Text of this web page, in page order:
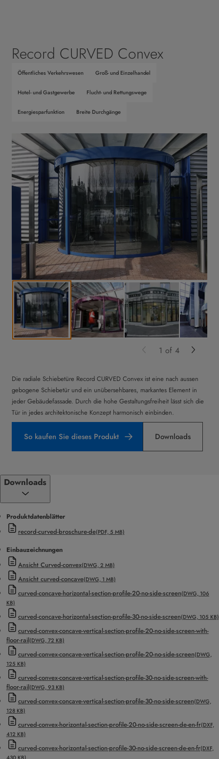
Record CURVED Convex
Öffentliches Verkehrswesen Groß- und Einzelhandel
Hotel- und Gastgewerbe Flucht- und Rettungswege
Energiesparfunktion Breite Durchgänge
Die radiale Schiebetüre Record CURVED Convex ist eine nach aussen
gebogene Schiebetür und ein unübersehbares, markantes Element in
jeder Gebäudefassade. Durch die hohe Gestaltungsfreiheit lässt sich die
Tür in jedes architektonische Konzept harmonisch einbinden.
So kaufen Sie dieses Produkt Downloads
1 of 4
Downloads
Produktdatenblätter
record-curved-broschure-de(PDF, 5 MB)
Einbauzeichnungen
Ansicht Curved-convex(DWG, 2 MB)
Ansicht curved-concave(DWG, 1 MB)
curved-concave-horizontal-section-profile-20-no-side-screen(DWG, 106
KB)
curved-concave-horizontal-section-profile-30-no-side-screen(DWG, 105 KB)
curved-convex-concave-vertical-section-profile-20-no-side-screen-with-
floor-rail(DWG, 72 KB)
curved-convex-concave-vertical-section-profile-20-no-side-screen(DWG,
125 KB)
curved-convex-concave-vertical-section-profile-30-no-side-screen-with-
floor-rail(DWG, 93 KB)
curved-convex-concave-vertical-section-profile-30-no-side-screen(DWG,
128 KB)
curved-convex-horizontal-section-profile-20-no-side-screen-de-en-fr(DXF,
412 KB)
curved-convex-horizontal-section-profile-30-no-side-screen-de-en-fr(DXF,